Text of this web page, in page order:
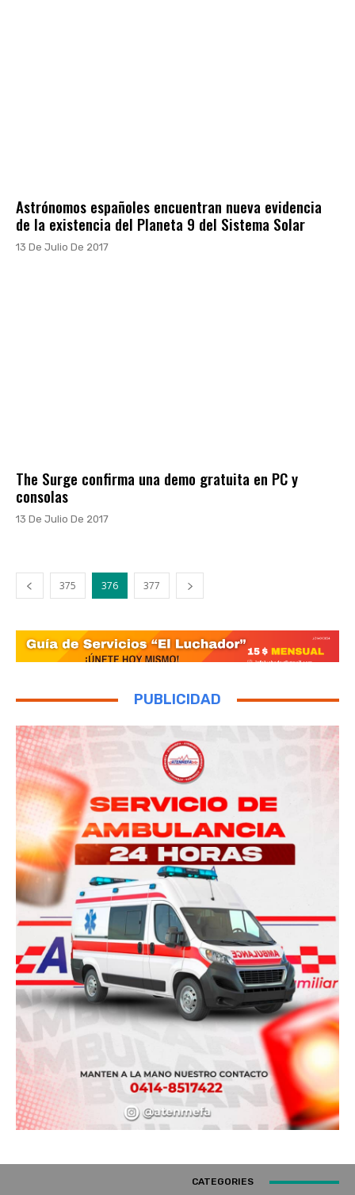
Astrónomos españoles encuentran nueva evidencia
de la existencia del Planeta 9 del Sistema Solar
13 De Julio De 2017
The Surge confirma una demo gratuita en PC y
consolas
13 De Julio De 2017
375 376 377
PUBLICIDAD
CATEGORIES